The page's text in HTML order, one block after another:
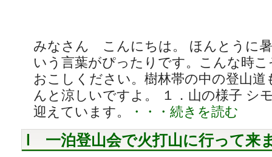
みなさん こんにちは。 ほんとうに
いう言葉がぴったりです。こんな時
おこしください。樹林帯の中の登山
んと涼しいですよ。 １．山の様子 シ
迎えています。
・・・続きを読む
一泊登山会で火打山に行って来